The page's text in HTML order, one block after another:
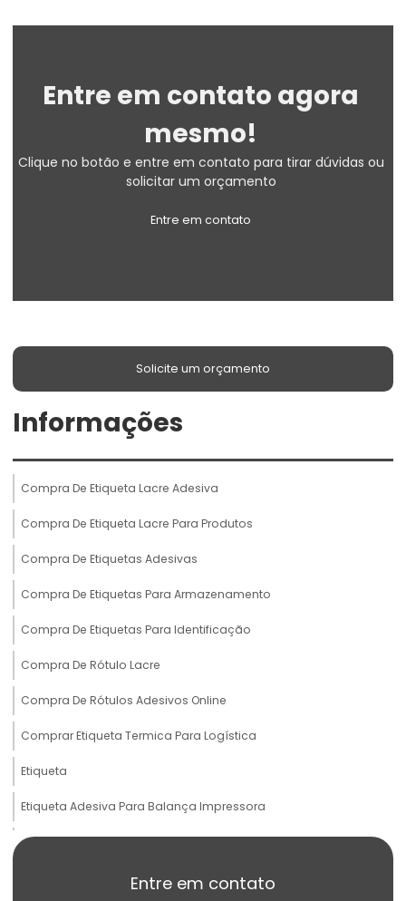
Entre em contato agora
mesmo!
Clique no botão e entre em contato para tirar dúvidas ou
solicitar um orçamento
Entre em contato
Solicite um orçamento
Informações
Compra De Etiqueta Lacre Adesiva
Compra De Etiqueta Lacre Para Produtos
Compra De Etiquetas Adesivas
Compra De Etiquetas Para Armazenamento
Compra De Etiquetas Para Identificação
Compra De Rótulo Lacre
Compra De Rótulos Adesivos Online
Comprar Etiqueta Termica Para Logística
Etiqueta
Etiqueta Adesiva Para Balança Impressora
Etiqueta Adesiva Para Produtos Congelados
Etiqueta Adesiva Termo SensívelEntre em contato